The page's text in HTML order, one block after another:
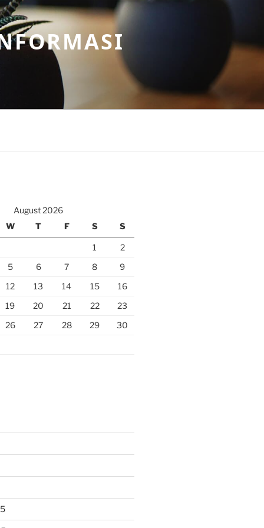
August 2026
W T F S S
1
2
5 6 7 8
9
12 13 14 15
16
19 20 21 22
23
26 27 28 29
30